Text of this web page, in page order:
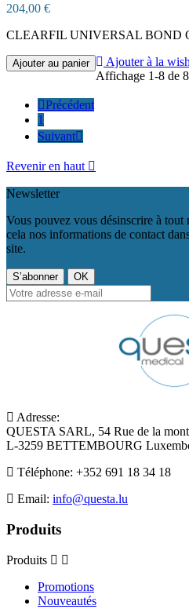
204,00 €
CLEARFIL UNIVERSAL BOND
Ajouter au panier Ajouter à la
Affichage 1-8 de
Précédent
1
Suivant
Revenir en haut 
Newsletter
Vous pouvez vous désinscrire à
cela nos informations de contact
site.
Adresse:
QUESTA SARL, 54 Rue de la
L-3259 BETTEMBOURG
Téléphone: +352 691 18 34 18
Email: info@questa.lu
Produits
Produits
Promotions
Nouveautés